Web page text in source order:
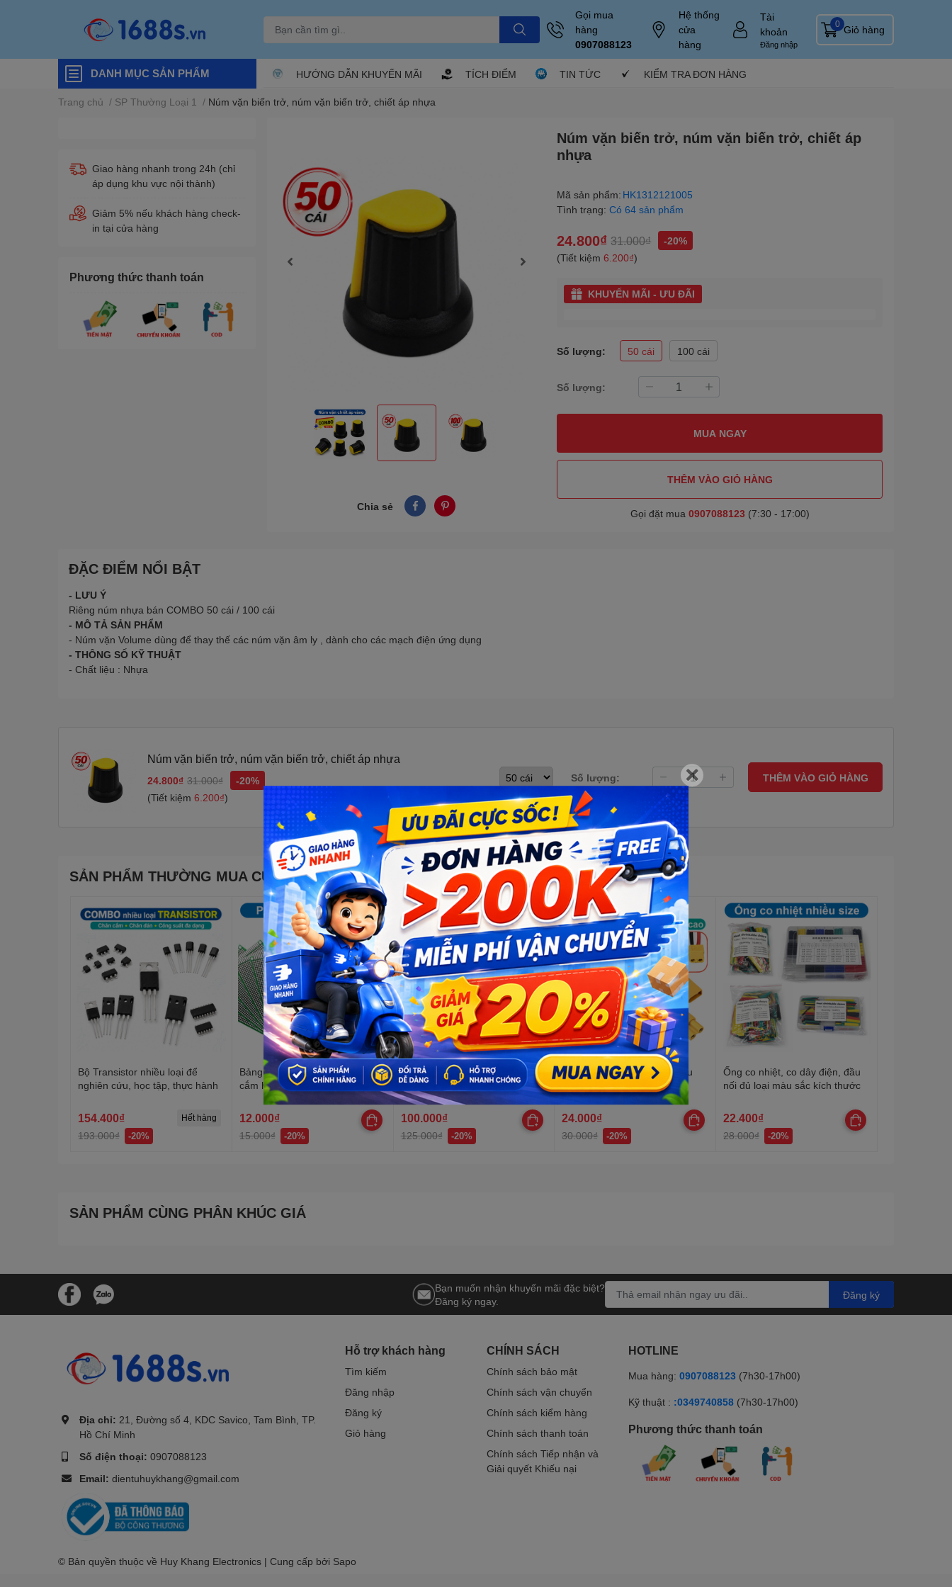
Gọi mua
hàng
0907088123
Hệ thống
cửa
hàng
Tài
khoản
Đăng nhập
Giỏ hàng
0
DANH MỤC SẢN PHẨM HƯỚNG DẪN KHUYẾN MÃI TÍCH ĐIỂM TIN TỨC KIỂM TRA ĐƠN HÀNG
Trang chủ / SP Thường Loại 1 / Núm vặn biến trở, núm vặn biến trở, chiết áp nhựa
Giao hàng nhanh trong 24h (chỉ
áp dụng khu vực nội thành)
Giảm 5% nếu khách hàng check-
in tại cửa hàng
Phương thức thanh toán
Chia sẻ
Núm vặn biến trở, núm vặn biến trở, chiết áp
nhựa
Mã sản phẩm: HK1312121005
Tình trạng: Có 64 sản phẩm
24.800₫ 31.000₫
-20%
(Tiết kiệm6.200₫)
KHUYẾN MÃI - ƯU ĐÃI
Số lượng: 50 cái 100 cái
Số lượng:
MUA NGAY
THÊM VÀO GIỎ HÀNG
Gọi đặt mua 0907088123 (7:30 - 17:00)
ĐẶC ĐIỂM NỔI BẬT
- LƯU Ý
Riêng núm nhựa bán COMBO 50 cái / 100 cái
- MÔ TẢ SẢN PHẨM
- Núm vặn Volume dùng để thay thế các núm vặn âm ly , dành cho các mạch điện ứng dụng
- THÔNG SỐ KỸ THUẬT
- Chất liệu : Nhựa
Núm vặn biến trở, núm vặn biến trở, chiết áp nhựa
24.800₫ 31.000₫
-20%
(Tiết kiệm 6.200₫)
Số lượng: THÊM VÀO GIỎ HÀNG
SẢN PHẨM THƯỜNG MUA CÙNG
Bộ Transistor nhiều loại để
nghiên cứu, học tập, thực hành
154.400₫
193.000₫ -20%
Hết hàng
Bảng mạch đục lỗ sẵn, PCB
cắm hàn linh kiện đa năng 1
mặt, 2 mặt
12.000₫
15.000₫ -20%
Dây đèn Led trang trí 220V, đã
gồm nguồn, Dây Led chống
nước, trang trí quấn cây, hắt
trần, lễ Tết
100.000₫
125.000₫ -20%
Cặp đầu nối XT Đực cái, Đầu
nối khối pin, công suất lớn
24.000₫
30.000₫ -20%
Ống co nhiệt, co dây điện, đầu
nối đủ loại màu sắc kích thước
22.400₫
28.000₫ -20%
SẢN PHẨM CÙNG PHÂN KHÚC GIÁ
Bạn muốn nhận khuyến mãi đặc biệt?
Đăng ký ngay.
Đăng ký
Địa chỉ: 21, Đường số 4, KDC Savico, Tam Bình, TP.
Hồ Chí Minh
Số điện thoại: 0907088123
Email: dientuhuykhang@gmail.com
Hỗ trợ khách hàng
Tìm kiếm
Đăng nhập
Đăng ký
Giỏ hàng
CHÍNH SÁCH
Chính sách bảo mật
Chính sách vận chuyển
Chính sách kiểm hàng
Chính sách thanh toán
Chính sách Tiếp nhận và
Giải quyết Khiếu nại
HOTLINE
Mua hàng: 0907088123 (7h30-17h00)
Kỹ thuật : :0349740858 (7h30-17h00)
Phương thức thanh toán
© Bản quyền thuộc về Huy Khang Electronics | Cung cấp bởi Sapo